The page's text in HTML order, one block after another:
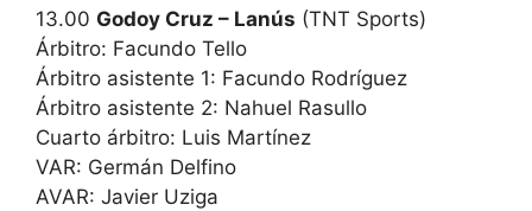
13.00 Godoy Cruz – Lanús (TNT Sports)
Árbitro: Facundo Tello
Árbitro asistente 1: Facundo Rodríguez
Árbitro asistente 2: Nahuel Rasullo
Cuarto árbitro: Luis Martínez
VAR: Germán Delfino
AVAR: Javier Uziga